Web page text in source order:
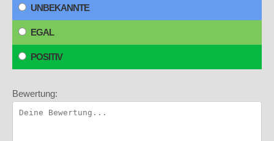
UNBEKANNTE
EGAL
POSITIV
Bewertung: